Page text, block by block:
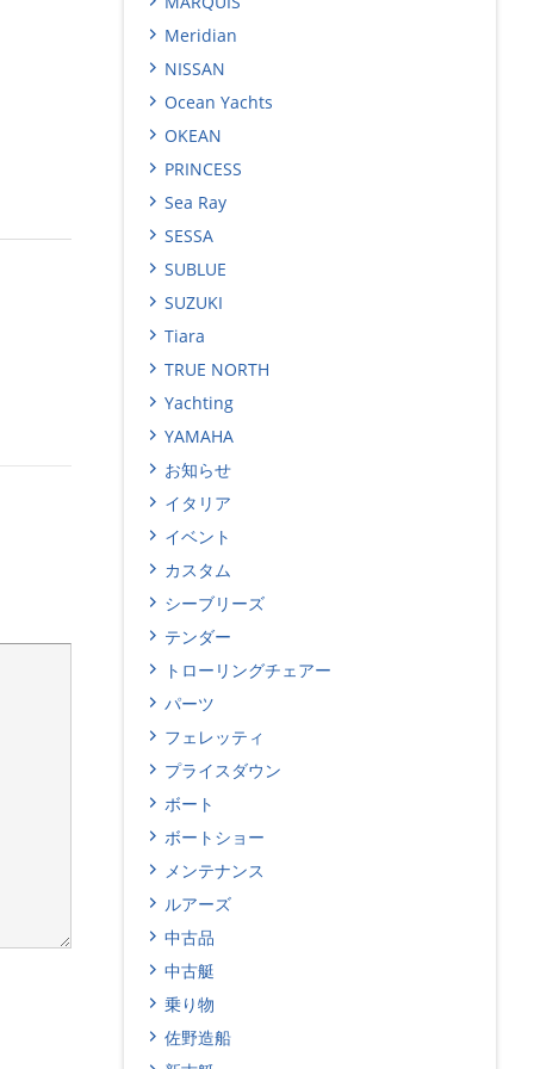
Meridian
NISSAN
Ocean Yachts
OKEAN
PRINCESS
Sea Ray
SESSA
SUBLUE
SUZUKI
Tiara
TRUE NORTH
Yachting
YAMAHA
お知らせ
イタリア
イベント
カスタム
シーブリーズ
テンダー
トローリングチェアー
パーツ
フェレッティ
プライスダウン
ボート
ボートショー
メンテナンス
ルアーズ
中古品
中古艇
乗り物
佐野造船